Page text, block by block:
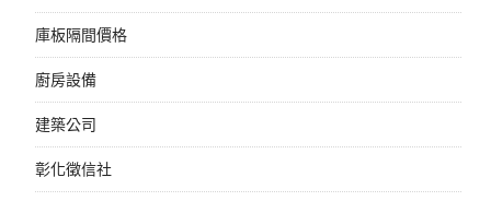
庫板隔間價格
廚房設備
建築公司
彰化徵信社